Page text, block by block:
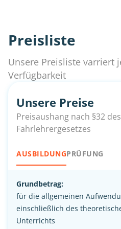
Preisliste
Unsere Preisliste varriert
Verfügbarkeit
Unsere Preise
Preisaushang nach §32 des
Fahrlehrergesetzes
AUSBILDUNGPRÜFUNG
Grundbetrag:
für die allgemeinen
einschließlich des
Unterrichts